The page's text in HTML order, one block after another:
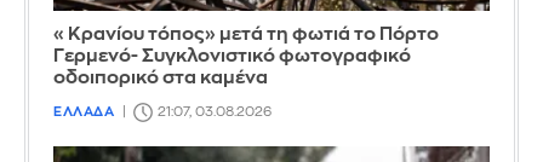
«Κρανίου τόπος» μετά τη φωτιά το Πόρτο
Γερμενό- Συγκλονιστικό φωτογραφικό
οδοιπορικό στα καμένα
ΕΛΛΑΔΑ 21:07, 03.08.2026